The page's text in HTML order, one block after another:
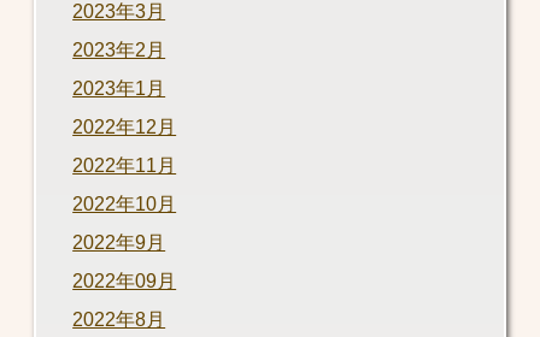
2023年3月
2023年2月
2023年1月
2022年12月
2022年11月
2022年10月
2022年9月
2022年09月
2022年8月